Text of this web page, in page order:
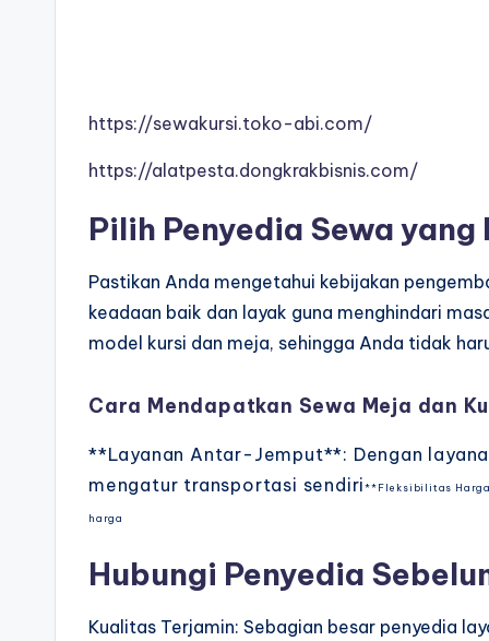
https://sewakursi.toko-abi.com/
https://alatpesta.dongkrakbisnis.com/
Pilih Penyedia Sewa
Pastikan Anda mengetahui kebijakan
keadaan baik dan layak guna menghindari
model kursi dan meja, sehingga Anda tidak
Cara Mendapatkan Sewa Meja dan
**Layanan Antar-Jemput**: Dengan
mengatur transportasi sendiri**Fleksibilitas
harga
Hubungi Penyedia
Kualitas Terjamin: Sebagian besar penyedia